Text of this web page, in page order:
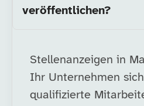
veröffentlichen?
Stellenanzeigen in
Ihr Unternehmen
qualifizierte